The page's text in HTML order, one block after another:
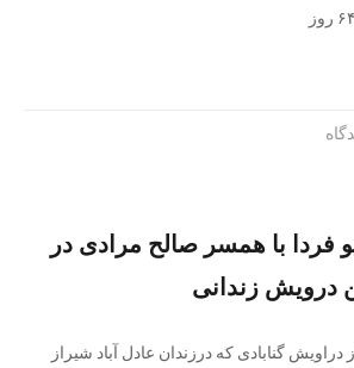
فردا با همسر صالح مرادی در
درویش زندانی
دراویش گنابادی که درزندان عادل آباد شیراز